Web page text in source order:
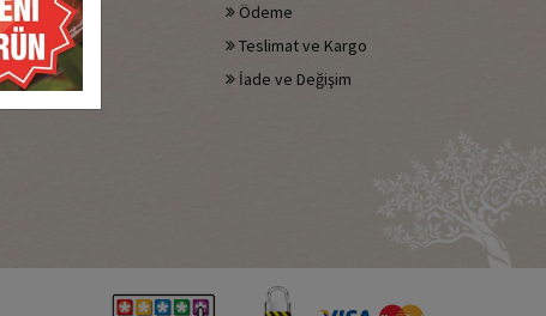
Ödeme
Teslimat ve Kargo
İade ve Değişim